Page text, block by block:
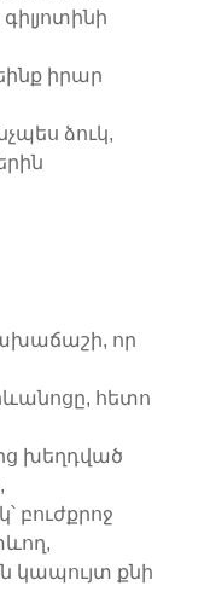
իրար
ձուկ,
որ
հետո
խեղդված
բուժքրոջ
կապույտ քնի